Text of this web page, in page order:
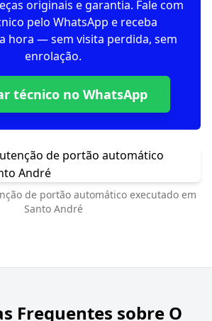
originais e garantia. Fale com
pelo WhatsApp e receba
hora — sem visita perdida, sem
enrolação.
técnico no WhatsApp
de portão automático executado em
Santo André
Frequentes sobre O